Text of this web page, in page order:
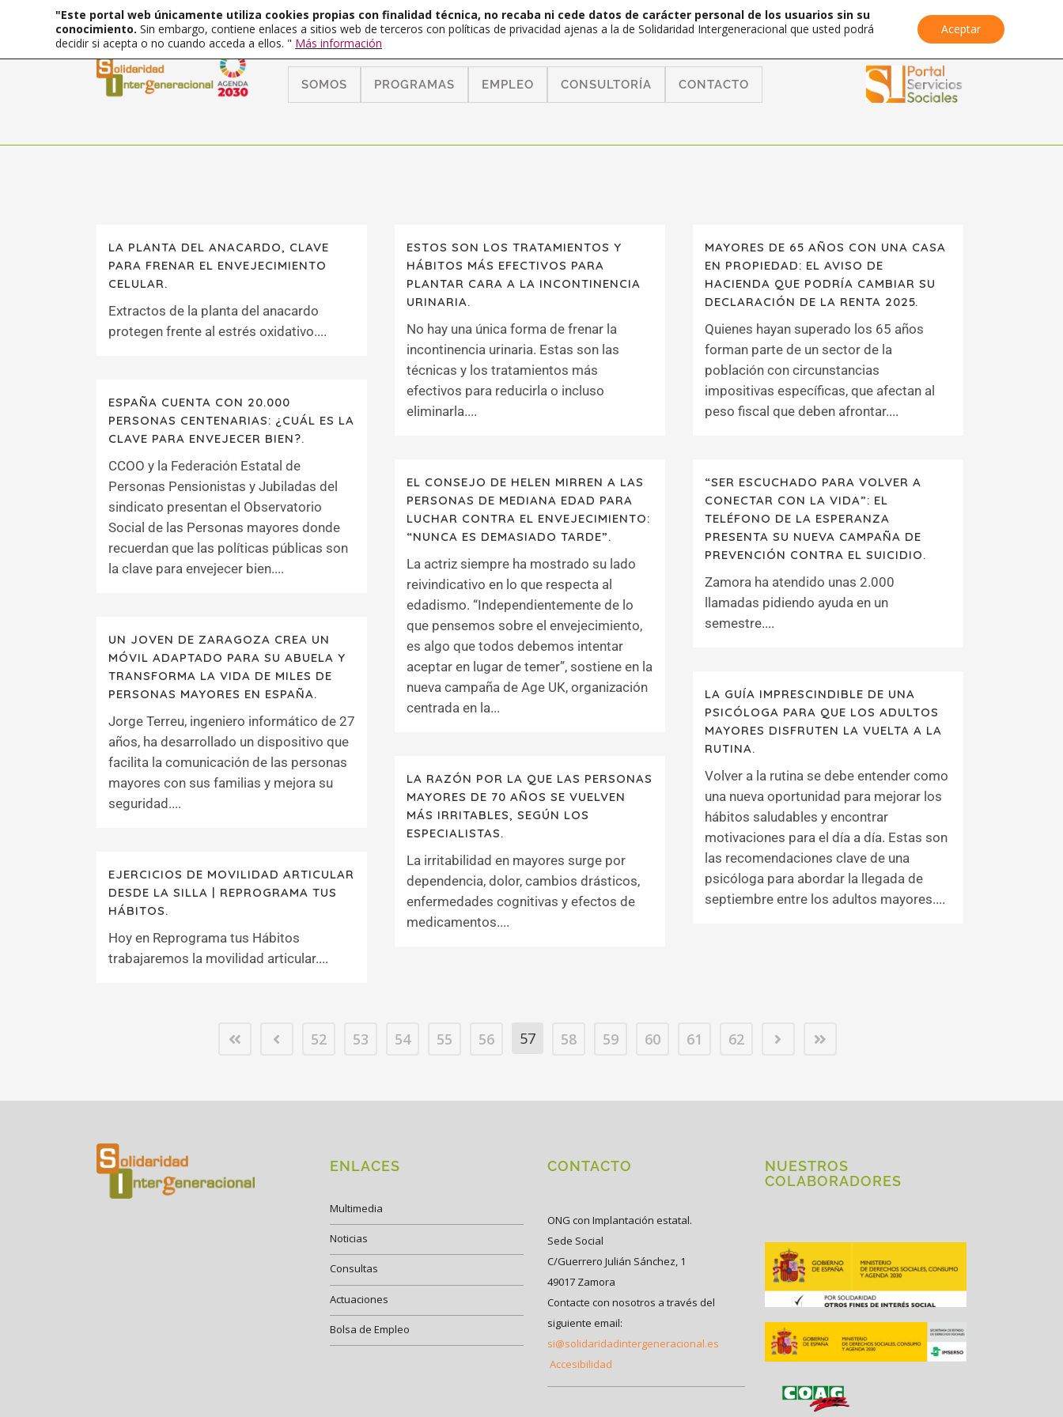
SOMOS PROGRAMAS EMPLEO CONSULTORÍA CONTACTO
LA PLANTA DEL ANACARDO, CLAVE
PARA FRENAR EL ENVEJECIMIENTO
CELULAR.
Extractos de la planta del anacardo
protegen frente al estrés oxidativo....
ESTOS SON LOS TRATAMIENTOS Y
HÁBITOS MÁS EFECTIVOS PARA
PLANTAR CARA A LA INCONTINENCIA
URINARIA.
No hay una única forma de frenar la
incontinencia urinaria. Estas son las
técnicas y los tratamientos más
efectivos para reducirla o incluso
eliminarla....
MAYORES DE 65 AÑOS CON UNA CASA
EN PROPIEDAD: EL AVISO DE
HACIENDA QUE PODRÍA CAMBIAR SU
DECLARACIÓN DE LA RENTA 2025.
Quienes hayan superado los 65 años
forman parte de un sector de la
población con circunstancias
impositivas específicas, que afectan al
peso fiscal que deben afrontar....
ESPAÑA CUENTA CON 20.000
PERSONAS CENTENARIAS: ¿CUÁL ES LA
CLAVE PARA ENVEJECER BIEN?.
CCOO y la Federación Estatal de
Personas Pensionistas y Jubiladas del
sindicato presentan el Observatorio
Social de las Personas mayores donde
recuerdan que las políticas públicas son
la clave para envejecer bien....
EL CONSEJO DE HELEN MIRREN A LAS
PERSONAS DE MEDIANA EDAD PARA
LUCHAR CONTRA EL ENVEJECIMIENTO:
“NUNCA ES DEMASIADO TARDE”.
La actriz siempre ha mostrado su lado
reivindicativo en lo que respecta al
edadismo. “Independientemente de lo
que pensemos sobre el envejecimiento,
es algo que todos debemos intentar
aceptar en lugar de temer”, sostiene en la
nueva campaña de Age UK, organización
centrada en la...
“SER ESCUCHADO PARA VOLVER A
CONECTAR CON LA VIDA”: EL
TELÉFONO DE LA ESPERANZA
PRESENTA SU NUEVA CAMPAÑA DE
PREVENCIÓN CONTRA EL SUICIDIO.
Zamora ha atendido unas 2.000
llamadas pidiendo ayuda en un
semestre....
UN JOVEN DE ZARAGOZA CREA UN
MÓVIL ADAPTADO PARA SU ABUELA Y
TRANSFORMA LA VIDA DE MILES DE
PERSONAS MAYORES EN ESPAÑA.
Jorge Terreu, ingeniero informático de 27
años, ha desarrollado un dispositivo que
facilita la comunicación de las personas
mayores con sus familias y mejora su
seguridad....
LA GUÍA IMPRESCINDIBLE DE UNA
PSICÓLOGA PARA QUE LOS ADULTOS
MAYORES DISFRUTEN LA VUELTA A LA
RUTINA.
Volver a la rutina se debe entender como
una nueva oportunidad para mejorar los
hábitos saludables y encontrar
motivaciones para el día a día. Estas son
las recomendaciones clave de una
psicóloga para abordar la llegada de
septiembre entre los adultos mayores....
LA RAZÓN POR LA QUE LAS PERSONAS
MAYORES DE 70 AÑOS SE VUELVEN
MÁS IRRITABLES, SEGÚN LOS
ESPECIALISTAS.
La irritabilidad en mayores surge por
dependencia, dolor, cambios drásticos,
enfermedades cognitivas y efectos de
medicamentos....
EJERCICIOS DE MOVILIDAD ARTICULAR
DESDE LA SILLA | REPROGRAMA TUS
HÁBITOS.
Hoy en Reprograma tus Hábitos
trabajaremos la movilidad articular....
52 53 54 55 56 57 58 59 60 61 62
ENLACES
Multimedia
Noticias
Consultas
Actuaciones
Bolsa de Empleo
CONTACTO
ONG con Implantación estatal.
Sede Social
C/Guerrero Julián Sánchez, 1
49017 Zamora
Contacte con nosotros a través del
siguiente email:
si@solidaridadintergeneracional.es
Accesibilidad
NUESTROS
COLABORADORES
"Este portal web únicamente utiliza cookies propias con finalidad técnica, no recaba ni cede datos de carácter personal de los usuarios sin su
conocimiento. Sin embargo, contiene enlaces a sitios web de terceros con políticas de privacidad ajenas a la de Solidaridad Intergeneracional que usted podrá
decidir si acepta o no cuando acceda a ellos. " Más información
Aceptar